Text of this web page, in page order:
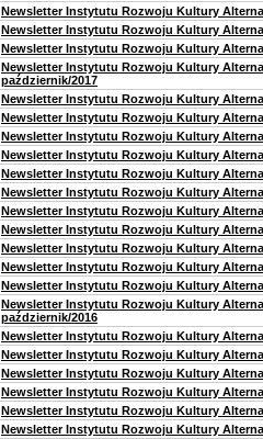
Newsletter Instytutu Rozwoju Kultury
Newsletter Instytutu Rozwoju Kultury
Newsletter Instytutu Rozwoju Kultury
Newsletter Instytutu Rozwoju Kultury
październik/2017
Newsletter Instytutu Rozwoju Kultury
Newsletter Instytutu Rozwoju Kultury
Newsletter Instytutu Rozwoju Kultury
Newsletter Instytutu Rozwoju Kultury
Newsletter Instytutu Rozwoju Kultury
Newsletter Instytutu Rozwoju Kultury
Newsletter Instytutu Rozwoju Kultury
Newsletter Instytutu Rozwoju Kultury
Newsletter Instytutu Rozwoju Kultury
Newsletter Instytutu Rozwoju Kultury
Newsletter Instytutu Rozwoju Kultury
Newsletter Instytutu Rozwoju Kultury
październik/2016
Newsletter Instytutu Rozwoju Kultury
Newsletter Instytutu Rozwoju Kultury
Newsletter Instytutu Rozwoju Kultury
Newsletter Instytutu Rozwoju Kultury
Newsletter Instytutu Rozwoju Kultury
Newsletter Instytutu Rozwoju Kultury